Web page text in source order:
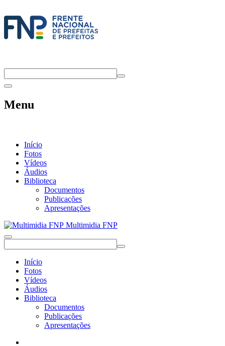
Menu
Início
Fotos
Vídeos
Áudios
Biblioteca
Documentos
Publicações
Apresentações
Multimidia FNP
Início
Fotos
Vídeos
Áudios
Biblioteca
Documentos
Publicações
Apresentações